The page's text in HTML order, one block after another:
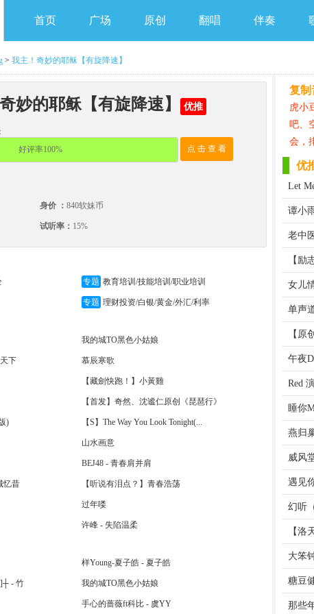
首页 广场 原创 翻唱 伴奏
> 我主！奇妙的耶稣【有旋降速】
妙的耶稣【有旋降速】 优推
好评率100%
点 击 查 看
身价 ： 840软妹币
试听率： 15%
专题 教育培训/技能培训/职业培训
专题 理财投资/白银/黄金/外汇/利率
我的城TO黑色小姑娘
下 慕辰寒歌
【藏劍快跑！】小黃雞
【首发】奇然、沈谧仁原创《琵琶行》
) 【S】The Way You Look Tonight(...
山水画意
BEJ48 - 青春肩并肩
忆昔 【听说有泪点？】青春浩荡
过年喽
许峰 - 失陷温柔
样Young-夏子皓 - 夏子皓
]┼ - 竹 我的城TO黑色小姑娘
手心的蔷薇ft科比 - 虞YY
复制
虎小
吧、
会，
优
Let
谭小
老中
【励
女儿
单声
【原
午夜
Red
睡你
燕归
威风
遇见
幻听
【洛
大笨
糖豆
那些